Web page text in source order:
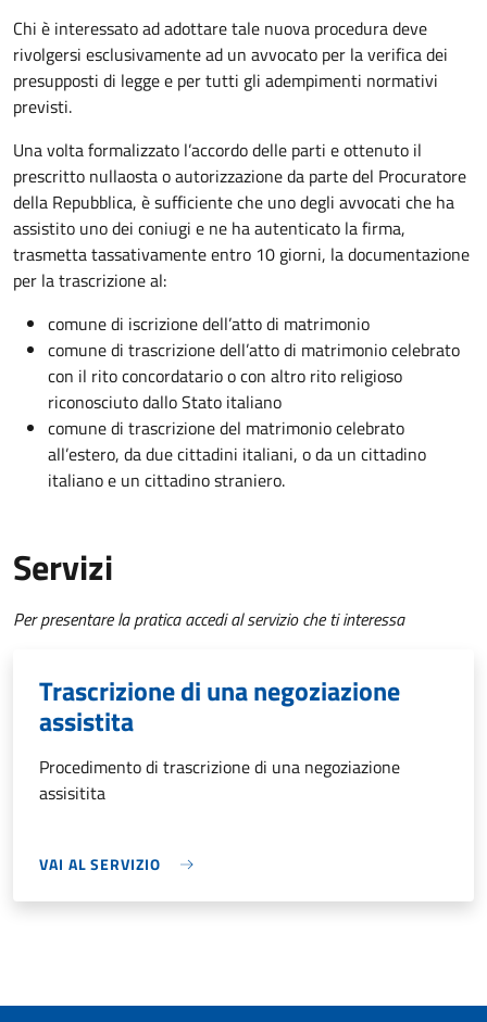
Chi è interessato ad adottare tale nuova procedura deve
rivolgersi esclusivamente ad un avvocato per la verifica dei
presupposti di legge e per tutti gli adempimenti normativi
previsti.
Una volta formalizzato l’accordo delle parti e ottenuto il
prescritto nullaosta o autorizzazione da parte del Procuratore
della Repubblica, è sufficiente che uno degli avvocati che ha
assistito uno dei coniugi e ne ha autenticato la firma,
trasmetta tassativamente entro 10 giorni, la documentazione
per la trascrizione al:
comune di iscrizione dell’atto di matrimonio
comune di trascrizione dell’atto di matrimonio celebrato
con il rito concordatario o con altro rito religioso
riconosciuto dallo Stato italiano
comune di trascrizione del matrimonio celebrato
all’estero, da due cittadini italiani, o da un cittadino
italiano e un cittadino straniero.
Servizi
Per presentare la pratica accedi al servizio che ti interessa
Trascrizione di una negoziazione
assistita
Procedimento di trascrizione di una negoziazione
assisitita
VAI AL SERVIZIO